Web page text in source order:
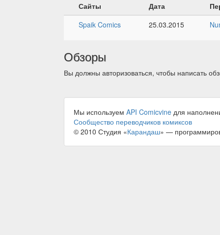
Сайты Дата
Spaik Comics
25.03.2015
Обзоры
Вы должны авторизоваться, чтобы написать
Мы используем API Comicvine для
Сообщество переводчиков комиксов
© 2010 Студия «Карандаш» —